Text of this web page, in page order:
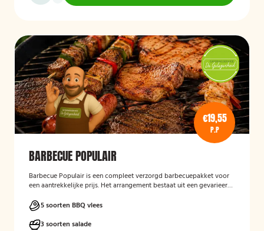
€19,55
P.P
BARBECUE POPULAIR
Barbecue Populair is een compleet verzorgd barbecuepakket voor
een aantrekkelijke prijs. Het arrangement bestaat uit een gevarieerde
stokbrood. Daarnaast worden barbecue, borden en bestek
meegeleverd en weer opgehaald, zodat gasten zorgeloos kunnen
genieten van een gezellige barbecue.
5 soorten BBQ vlees
3 soorten salade